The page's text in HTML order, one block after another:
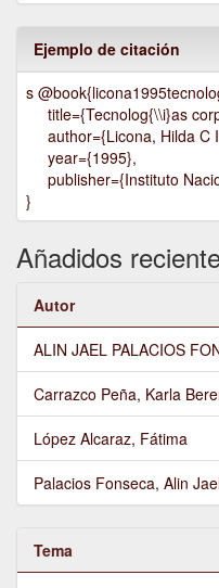
Ejemplo de citación
s
title={Tecnolog{\\i}as
author={Licona, Hilda C
year={1995},
publisher={Instituto
}
Añadidos
Autor
ALIN JAEL PALACIOS
Carrazco Peña, Karla
López Alcaraz, Fátima
Palacios Fonseca, Alin
Tema